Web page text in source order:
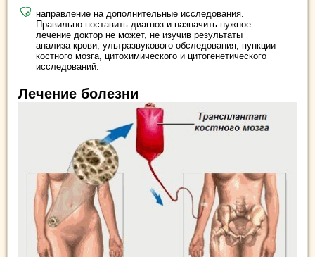
направление на дополнительные исследования.
Правильно поставить диагноз и назначить нужное
лечение доктор не может, не изучив результаты
анализа крови, ультразвукового обследования, пункции
костного мозга, цитохимического и цитогенетического
исследований.
Лечение болезни